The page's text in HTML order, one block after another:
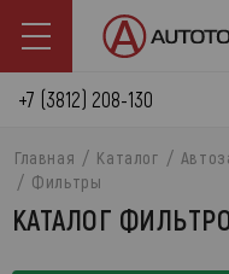
+7 (3812) 208-130
Главная Каталог
Фильтры
КАТАЛОГ